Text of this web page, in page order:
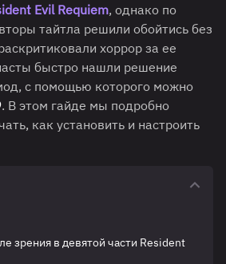
Evil Requiem, однако по
тайтла решили обойтись без
хоррор за ее
быстро нашли решение
с помощью которого можно
. В этом гайде мы подробно
как установить и настроить
зрения в девятой части Resident